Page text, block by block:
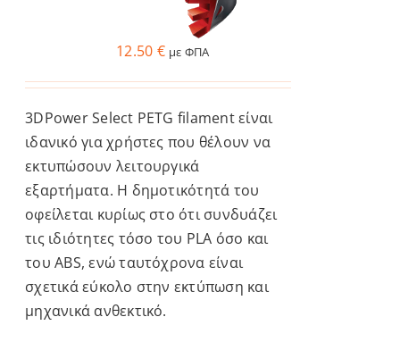
στη
σελίδα
προϊόντος
12.50 € με ΦΠΑ
3DPower Select PETG filament είναι
ιδανικό για χρήστες που θέλουν να
εκτυπώσουν λειτουργικά
εξαρτήματα. Η δημοτικότητά του
οφείλεται κυρίως στο ότι συνδυάζει
τις ιδιότητες τόσο του PLA όσο και
του ABS, ενώ ταυτόχρονα είναι
σχετικά εύκολο στην εκτύπωση και
μηχανικά ανθεκτικό.